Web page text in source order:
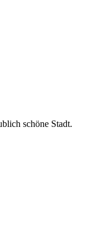
schöne Stadt.